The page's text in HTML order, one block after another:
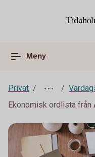
Meny
Privat
Ekonomisk ordlista från